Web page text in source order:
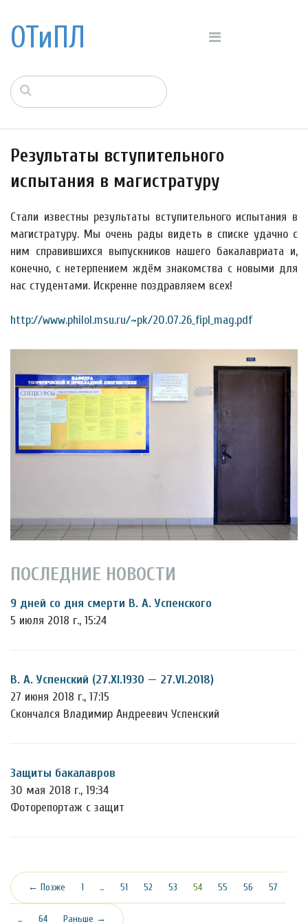
ОТиПЛ
Результаты вступительного
испытания в магистратуру
Стали известны результаты вступительного испытания в
магистратуру. Мы очень рады видеть в списке удачно с
ним справившихся выпускников нашего бакалавриата и,
конечно, с нетерпением ждём знакомства с новыми для
нас студентами. Искренне поздравляем всех!
http://www.philol.msu.ru/~pk/20.07.26_fipl_mag.pdf
ПОСЛЕДНИЕ НОВОСТИ
9 дней со дня смерти В. А. Успенского
5 июля 2018 г., 15:24
В. А. Успенский (27.XI.1930 — 27.VI.2018)
27 июня 2018 г., 17:15
Скончался Владимир Андреевич Успенский
Защиты бакалавров
30 мая 2018 г., 19:34
Фоторепортаж с защит
← Позже 1 … 51 52 53 54(текущая)
55 56 57
… 64 Раньше →